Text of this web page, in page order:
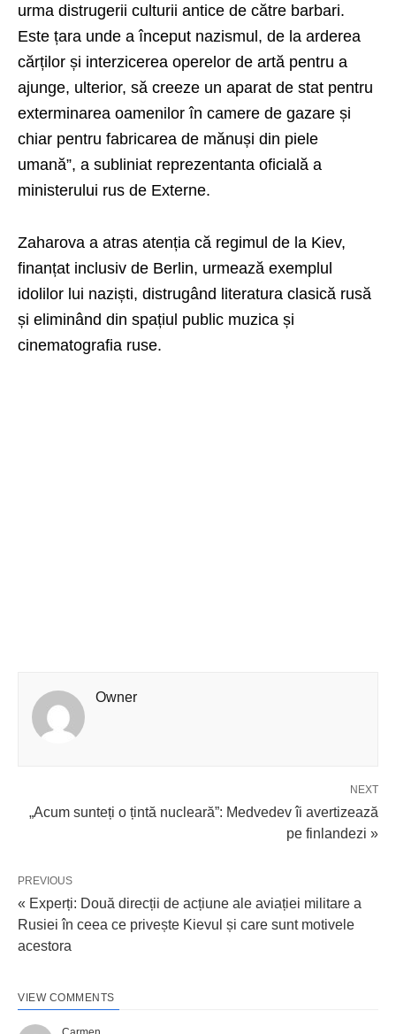
urma distrugerii culturii antice de către barbari.
Este țara unde a început nazismul, de la arderea
cărților și interzicerea operelor de artă pentru a
ajunge, ulterior, să creeze un aparat de stat pentru
exterminarea oamenilor în camere de gazare și
chiar pentru fabricarea de mănuși din piele
umană”, a subliniat reprezentanta oficială a
ministerului rus de Externe.
Zaharova a atras atenția că regimul de la Kiev,
finanțat inclusiv de Berlin, urmează exemplul
idolilor lui naziști, distrugând literatura clasică rusă
și eliminând din spațiul public muzica și
cinematografia ruse.
Owner
NEXT
„Acum sunteți o țintă nucleară”: Medvedev îi avertizează
pe finlandezi »
PREVIOUS
« Experți: Două direcții de acțiune ale aviației militare a
Rusiei în ceea ce privește Kievul și care sunt motivele
acestora
VIEW COMMENTS